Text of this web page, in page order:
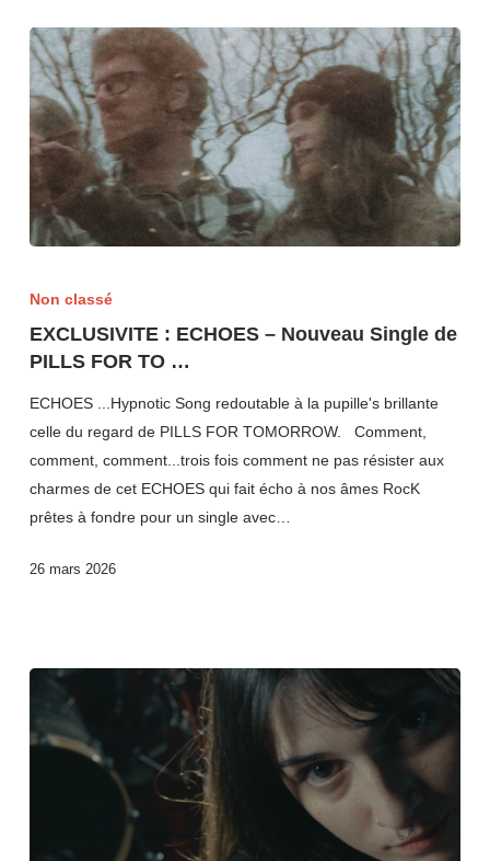
Non classé
EXCLUSIVITE : ECHOES – Nouveau Single de
PILLS FOR TO …
ECHOES ...Hypnotic Song redoutable à la pupille's brillante
celle du regard de PILLS FOR TOMORROW. Comment,
comment, comment...trois fois comment ne pas résister aux
charmes de cet ECHOES qui fait écho à nos âmes RocK
prêtes à fondre pour un single avec…
26 mars 2026